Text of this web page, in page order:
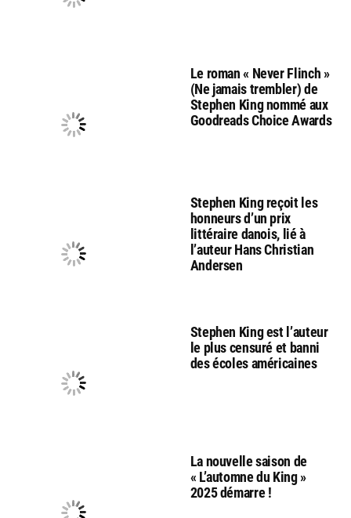
Le roman « Never Flinch »
(Ne jamais trembler) de
Stephen King nommé aux
Goodreads Choice Awards
Stephen King reçoit les
honneurs d’un prix
littéraire danois, lié à
l’auteur Hans Christian
Andersen
Stephen King est l’auteur
le plus censuré et banni
des écoles américaines
La nouvelle saison de
« L’automne du King »
2025 démarre !